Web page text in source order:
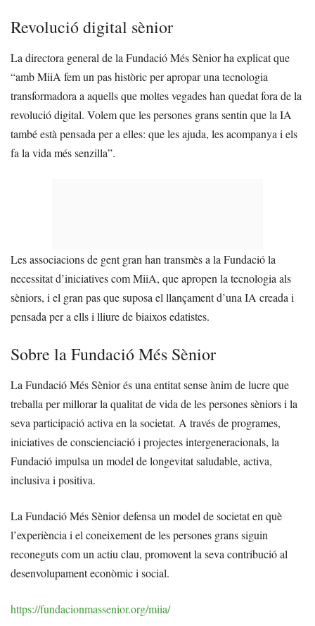
Revolució digital sènior
La directora general de la Fundació Més Sènior ha explicat que
“amb MiiA fem un pas històric per apropar una tecnologia
transformadora a aquells que moltes vegades han quedat fora de la
revolució digital. Volem que les persones grans sentin que la IA
també està pensada per a elles: que les ajuda, les acompanya i els
fa la vida més senzilla”.
Les associacions de gent gran han transmès a la Fundació la
necessitat d’iniciatives com MiiA, que apropen la tecnologia als
sèniors, i el gran pas que suposa el llançament d’una IA creada i
pensada per a ells i lliure de biaixos edatistes.
Sobre la Fundació Més Sènior
La Fundació Més Sènior és una entitat sense ànim de lucre que
treballa per millorar la qualitat de vida de les persones sèniors i la
seva participació activa en la societat. A través de programes,
iniciatives de conscienciació i projectes intergeneracionals, la
Fundació impulsa un model de longevitat saludable, activa,
inclusiva i positiva.
La Fundació Més Sènior defensa un model de societat en què
l’experiència i el coneixement de les persones grans siguin
reconeguts com un actiu clau, promovent la seva contribució al
desenvolupament econòmic i social.
https://fundacionmassenior.org/miia/